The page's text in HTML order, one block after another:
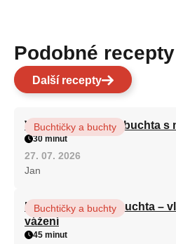
Podobné recepty
Další recepty
Vláčná olejová litá buchta s
Buchtičky a buchty
30 minut
27. 07. 2026
Jan
Hrnková maková buchta –
vážení
Buchtičky a buchty
45 minut